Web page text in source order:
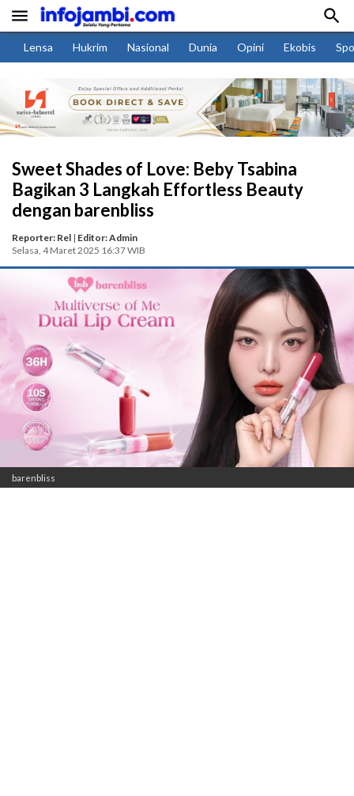
 
Lensa Hukrim Nasional Dunia Opini Ekobis
Sweet Shades of Love: Beby Tsabina
Bagikan 3 Langkah Effortless Beauty
dengan barenbliss
Reporter: Rel | Editor: Admin
Selasa, 4 Maret 2025 16:37 WIB
barenbliss